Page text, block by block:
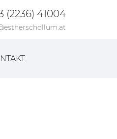
(2236) 41004